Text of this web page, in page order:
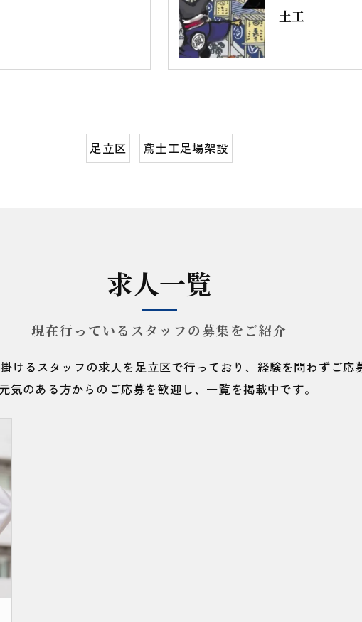
土工
足立区 鳶土工足場架設
現在行っているスタッフの募集をご紹介
求人一覧
けるスタッフの求人を足立区で行っており、経験を問わずご応
気のある方からのご応募を歓迎し、一覧を掲載中です。